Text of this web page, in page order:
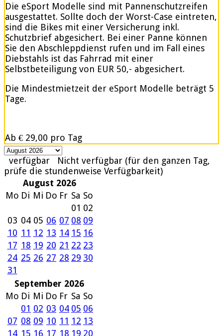
Die eSport Modelle sind mit Pannenschutzreifen
ausgestattet. Sollte doch der Worst-Case eintreten,
sind die Bikes mit einer Versicherung inkl.
Schutzbrief abgesichert. Bei einer Panne können
Sie den Abschleppdienst rufen und im Fall eines
Diebstahls ist das Fahrrad mit einer
Selbstbeteiligung von EUR 50,- abgesichert.
Die Mindestmietzeit der eSport Modelle beträgt 5
Tage.
Ab € 29,00 pro Tag
verfügbar
Nicht verfügbar (für den ganzen Tag,
prüfe die stundenweise Verfügbarkeit)
August 2026
Mo Di Mi Do Fr Sa So
01 02
03 04 05 06 07 08 09
10 11 12 13 14 15 16
17 18 19 20 21 22 23
24 25 26 27 28 29 30
31
September 2026
Mo Di Mi Do Fr Sa So
01 02 03 04 05 06
07 08 09 10 11 12 13
14 15 16 17 18 19 20